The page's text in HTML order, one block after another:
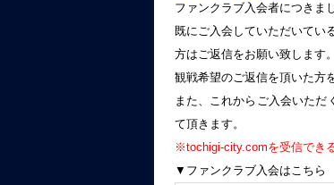
ファンクラブ入会者につきま
既にご入会していただいてい
方はご返信をお願い致します。
観戦希望のご返信を頂いた方
また、これからご入会いた
て頂きます。
※tochigi-city.comを受信でき
▼ファンクラブ入会はこちら